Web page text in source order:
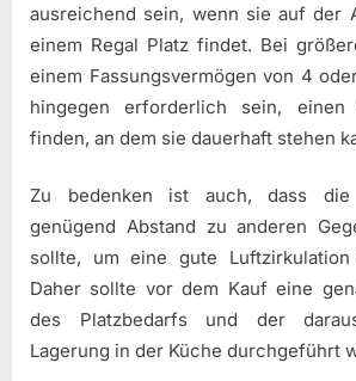
ausreichend sein, wenn sie auf der
einem Regal Platz findet. Bei
einem Fassungsvermögen von 4
hingegen erforderlich sein,
finden, an dem sie dauerhaft stehen
Zu bedenken ist auch, dass die
genügend Abstand zu anderen
sollte, um eine gute
Daher sollte vor dem Kauf eine
des Platzbedarfs und der
Lagerung in der Küche durchgeführt